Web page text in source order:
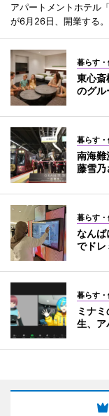
アパートメントホテル
が6月26日、開業する。
暮らす・
東心
のグル
暮らす・
南海
藤雪乃
暮らす・
なん
でドレ
暮らす・
ミナ
生、ア